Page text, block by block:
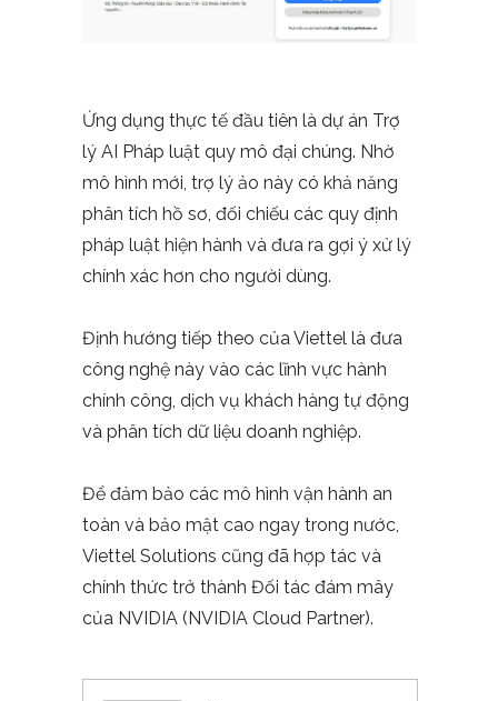
Ứng dụng thực tế đầu tiên là dự án Trợ
lý AI Pháp luật quy mô đại chúng. Nhờ
mô hình mới, trợ lý ảo này có khả năng
phân tích hồ sơ, đối chiếu các quy định
pháp luật hiện hành và đưa ra gợi ý xử lý
chính xác hơn cho người dùng.
Định hướng tiếp theo của Viettel là đưa
công nghệ này vào các lĩnh vực hành
chính công, dịch vụ khách hàng tự động
và phân tích dữ liệu doanh nghiệp.
Để đảm bảo các mô hình vận hành an
toàn và bảo mật cao ngay trong nước,
Viettel Solutions cũng đã hợp tác và
chính thức trở thành Đối tác đám mây
của NVIDIA (NVIDIA Cloud Partner).